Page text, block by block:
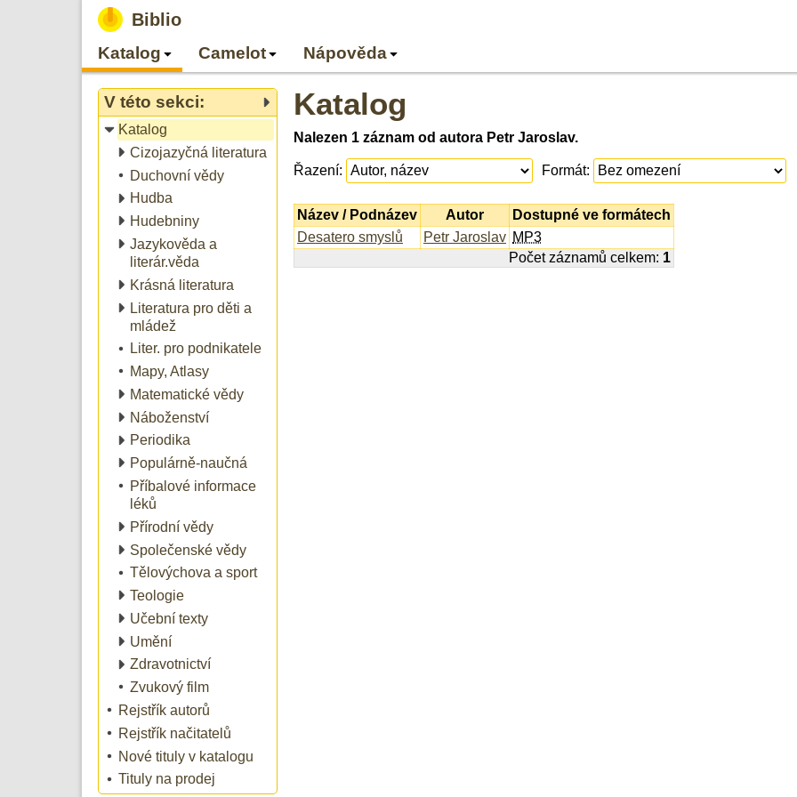
Biblio
Katalog Camelot Nápověda
V této sekci:
Katalog
Cizojazyčná literatura
Duchovní vědy
Hudba
Hudebniny
Jazykověda a
literár.věda
Krásná literatura
Literatura pro děti a
mládež
Liter. pro podnikatele
Mapy, Atlasy
Matematické vědy
Náboženství
Periodika
Populárně-naučná
Příbalové informace
léků
Přírodní vědy
Společenské vědy
Tělovýchova a sport
Teologie
Učební texty
Umění
Zdravotnictví
Zvukový film
Rejstřík autorů
Rejstřík načitatelů
Nové tituly v katalogu
Tituly na prodej
Katalog
Nalezen 1 záznam od autora Petr Jaroslav.
Řazení: Formát:
Název / Podnázev Autor
Dostupné ve formátech
Desatero smyslů
Petr Jaroslav MP3
Počet záznamů celkem: 1